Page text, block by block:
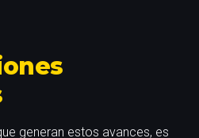
generan estos avances, es